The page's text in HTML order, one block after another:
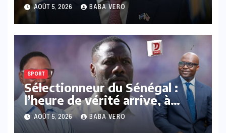
d’un projet d’investissement
abandonné
AOÛT 5, 2026 BABA VERO
SPORT
Sélectionneur du Sénégal :
l’heure de vérité arrive, à
quand un cap clair ?
AOÛT 5, 2026 BABA VERO